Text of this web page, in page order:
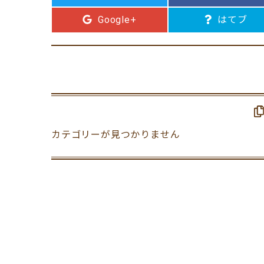
Google+ はてブ
カテゴリーが見つかりません